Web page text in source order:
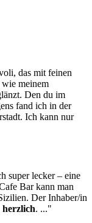
das mit feinen
meinem
Den du im
fand ich in der
. Ich kann nur
super lecker – eine
Barkann man
Der Inhaber/in
. ..."